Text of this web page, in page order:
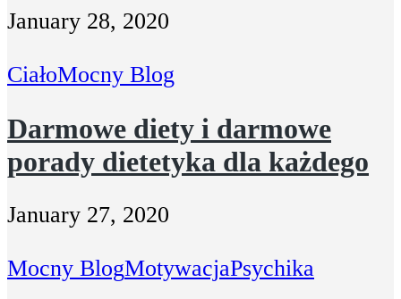
January 28, 2020
CiałoMocny Blog
Darmowe diety i darmowe
porady dietetyka dla każdego
January 27, 2020
Mocny BlogMotywacjaPsychika